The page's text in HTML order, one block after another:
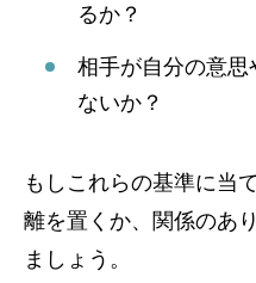
るか？
相手が自分の意
ないか？
もしこれらの基準に当
離を置くか、関係のあ
ましょう。